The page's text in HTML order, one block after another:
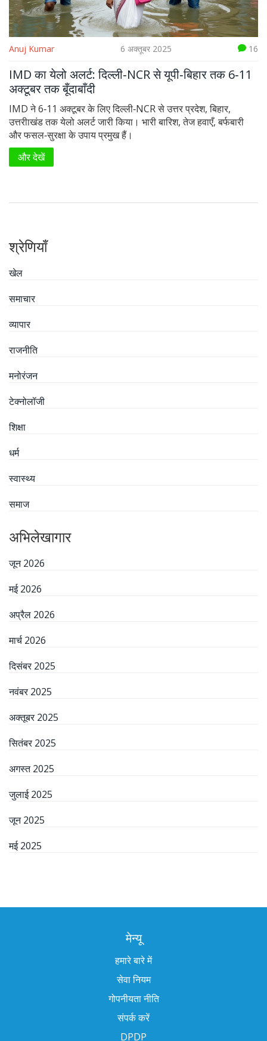
Anuj Kumar 6 अक्तूबर 2025 16
IMD का येलो अलर्ट: दिल्ली‑NCR से यूपी‑बिहार तक 6‑11
अक्टूबर तक बूँदाबाँदी
IMD ने 6‑11 अक्टूबर के लिए दिल्ली‑NCR से उत्तर प्रदेश, बिहार,
उत्तरीाखंड तक येलो अलर्ट जारी किया। भारी बारिश, तेज हवाएँ, बर्फबारी
और फसल‑सुरक्षा के उपाय प्रमुख हैं।
और देखें
श्रेणियाँ
खेल
समाचार
व्यापार
राजनीति
मनोरंजन
टेक्नोलॉजी
शिक्षा
धर्म
स्वास्थ्य
समाज
अभिलेखागार
जून 2026
मई 2026
अप्रैल 2026
मार्च 2026
दिसंबर 2025
नवंबर 2025
अक्तूबर 2025
सितंबर 2025
अगस्त 2025
जुलाई 2025
जून 2025
मई 2025
मेन्यू
हमारे बारे में
सेवा नियम
गोपनीयता नीति
संपर्क करें
DPDP